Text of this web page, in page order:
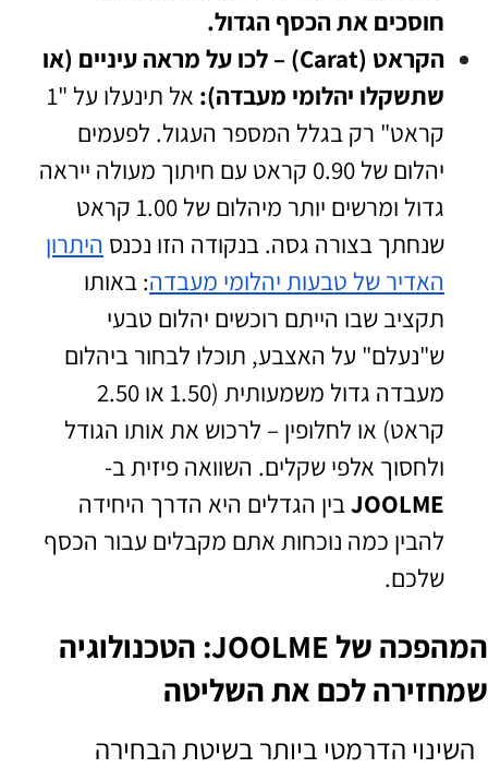
חוסכים את הכסף הגדול.
הקראט (Carat) – לכו על מראה עיניים (או
שתשקלו יהלומי מעבדה):
אל תינעלו על "1
קראט" רק בגלל המספר העגול. לפעמים
יהלום של 0.90 קראט עם חיתוך מעולה ייראה
גדול ומרשים יותר מיהלום של 1.00 קראט
שנחתך בצורה גסה. בנקודה הזו נכנס היתרון
האדיר של טבעות יהלומי מעבדה: באותו
תקציב שבו הייתם רוכשים יהלום טבעי
ש"נעלם" על האצבע, תוכלו לבחור ביהלום
מעבדה גדול משמעותית (1.50 או 2.50
קראט) או לחלופין – לרכוש את אותו הגודל
ולחסוך אלפי שקלים. השוואה פיזית ב-
JOOLMEבין הגדלים היא הדרך היחידה
להבין כמה נוכחות אתם מקבלים עבור הכסף
שלכם.
המהפכה של JOOLME: הטכנולוגיה
שמחזירה לכם את השליטה
השינוי הדרמטי ביותר בשיטת הבחירה